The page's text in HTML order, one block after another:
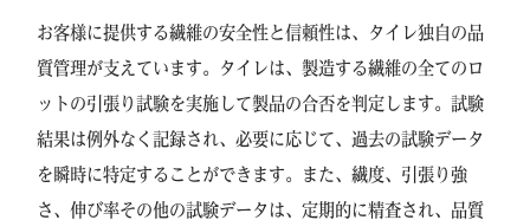
お客様に提供する繊維の安全性と信頼性は、タイレ独自の品
質管理が支えています。タイレは、製造する繊維の全てのロ
ットの引張り試験を実施して製品の合否を判定します。試験
結果は例外なく記録され、必要に応じて、過去の試験データ
を瞬時に特定することができます。また、繊度、引張り強
さ、伸び率その他の試験データは、定期的に精査され、品質